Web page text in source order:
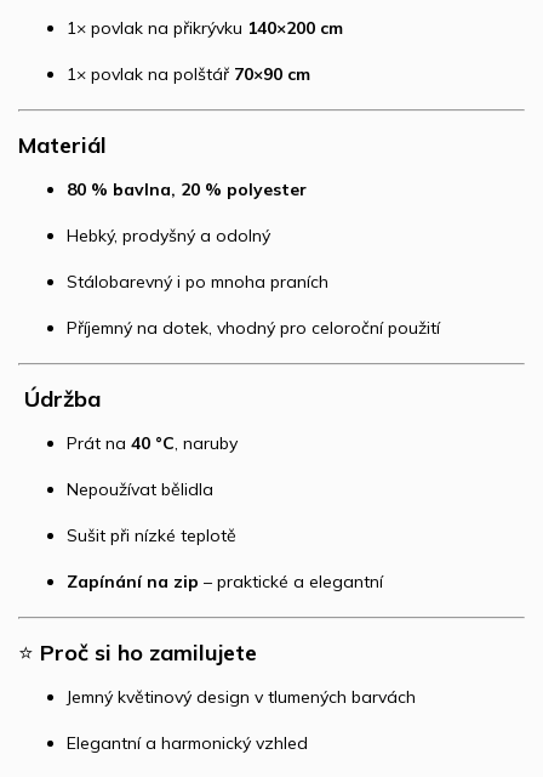
1× povlak na přikrývku 140×200 cm
1× povlak na polštář 70×90 cm
Materiál
80 % bavlna, 20 % polyester
Hebký, prodyšný a odolný
Stálobarevný i po mnoha praních
Příjemný na dotek, vhodný pro celoroční použití
Údržba
Prát na 40 °C, naruby
Nepoužívat bělidla
Sušit při nízké teplotě
Zapínání na zip – praktické a elegantní
⭐ Proč si ho zamilujete
Jemný květinový design v tlumených barvách
Elegantní a harmonický vzhled